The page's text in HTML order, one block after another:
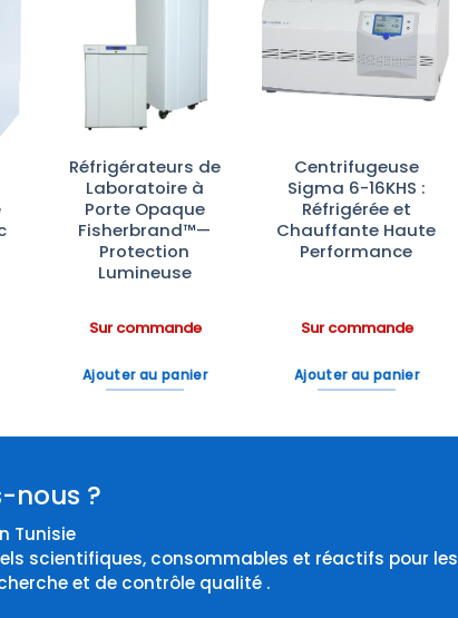
Réfrigérateurs de
Laboratoire à
Porte Opaque
Fisherbrand™—
Protection
Lumineuse
Sur commande
Ajouter au panier
Ajouter
d’envies
Centrifugeuse
Sigma 6-16KHS :
Réfrigérée et
Chauffante Haute
Performance
Sur commande
Ajouter au panier
nous ?
Tunisie
scientifiques, consommables et réactifs pour les
et de contrôle qualité .